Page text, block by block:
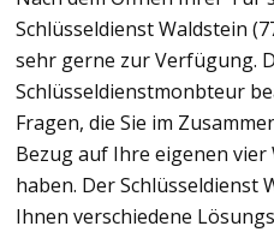
Schlüsseldienst Waldstein
sehr gerne zur Verfügung.
Schlüsseldienstmonbteur
Fragen, die Sie im
Bezug auf Ihre eigenen vier
haben. Der Schlüsseldienst
Ihnen verschiedene